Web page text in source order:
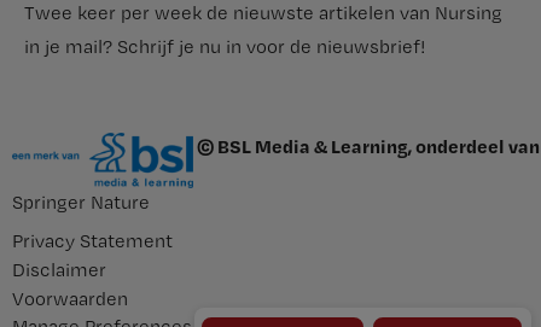
Twee keer per week de nieuwste artikelen van Nursing
in je mail? Schrijf je nu in voor de nieuwsbrief!
© BSL Media & Learning, onderdeel van
Springer Nature
Privacy Statement
Disclaimer
Voorwaarden